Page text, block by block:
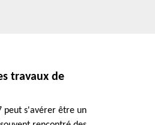
travaux de
peut s'avérer être un